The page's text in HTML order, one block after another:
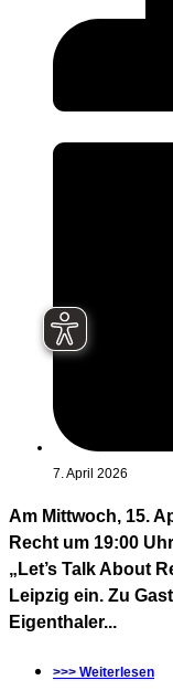
7. April 2026
Am Mittwoch, 15.
Recht um 19:00
„Let’s Talk About
Leipzig ein. Zu
Eigenthaler...
>>> Weiterlesen